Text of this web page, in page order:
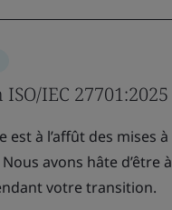
IEC 27701:2025
est à l’affût des mises à
Nous avons hâte d’être à
votre transition.